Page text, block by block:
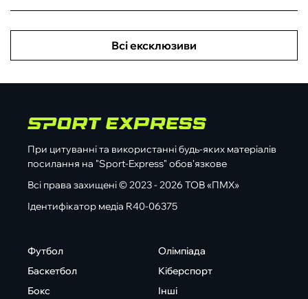
Всі ексклюзиви
При цитуванні та використанні будь-яких матеріалів
посилання на "Sport-Express" обов'язкове
Всі права захищені © 2023 - 2026 ТОВ «ПМХ»
Ідентифікатор медіа R40-06375
Футбол
Баскетбол
Бокс
Олімпіада
Кіберспорт
Інші